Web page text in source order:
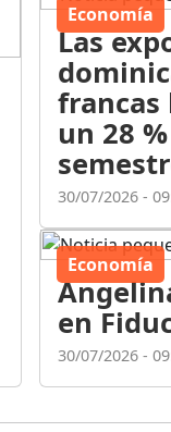
Economía
Las
francas
un 28
30/07/2026 -
Economía
en
30/07/2026 -